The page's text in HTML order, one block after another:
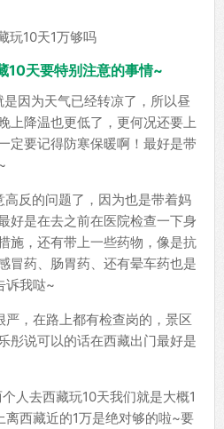
10天要特别注意的事情~
因为天气已经转凉了，所以昼
上降温也更低了，更何况还要上
定要记得防寒保暖啊！最好是带
反的问题了，因为也是带着妈
好是在去之前在医院检查一下身
施，还有带上一些药物，像是抗
冒药、肠胃药、还有晕车药也是
诉我哒~
，在路上都有检查岗的，景区
彤说可以的话在西藏出门最好是
人去西藏玩10天我们就是大概1
西藏近的1万是绝对够的啦~要